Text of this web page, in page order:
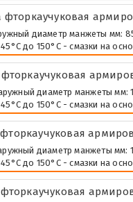
диаметр манжеты мм:
до 150°С - смазки на
диаметр манжеты мм:
до 150°С - смазки на
диаметр манжеты мм:
до 150°С - смазки на